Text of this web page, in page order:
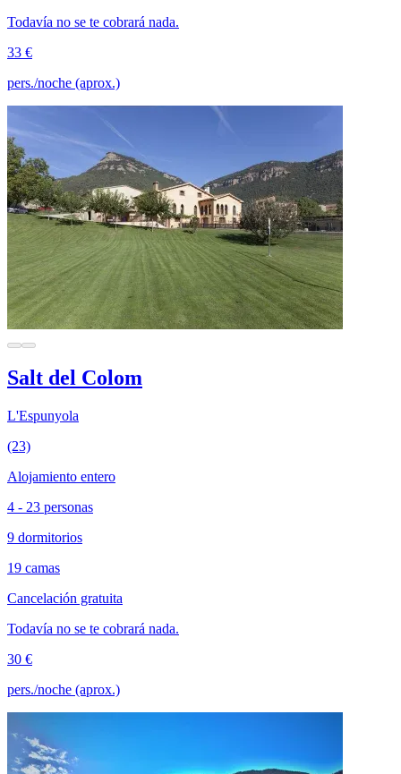
Todavía no se te cobrará nada.
33 €
pers./noche (aprox.)
Salt del Colom
L'Espunyola
(23)
Alojamiento entero
4 - 23 personas
9 dormitorios
19 camas
Cancelación gratuita
Todavía no se te cobrará nada.
30 €
pers./noche (aprox.)